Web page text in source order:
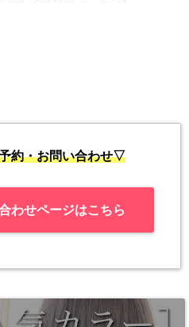
約・お問い合わせ▽
わせページはこちら